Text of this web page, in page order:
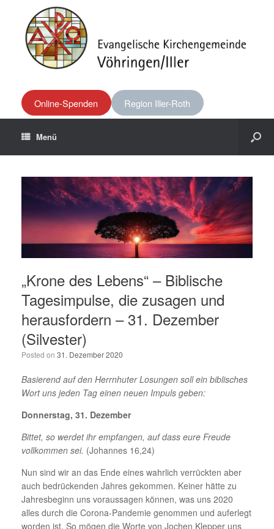
Online-Spenden Region Iller-Roth
Menü
„Krone des Lebens“ – Biblische
Tagesimpulse, die zusagen und
herausfordern – 31. Dezember
(Silvester)
Posted on 31. Dezember 2020
Basierend auf den Herrnhuter Losungen soll ein biblisches
Wort uns jeden Tag einen neuen Impuls geben:
Donnerstag, 31. Dezember
Bittet, so werdet ihr empfangen, auf dass eure Freude
vollkommen sei. (Johannes 16,24)
Nun sind wir an das Ende eines wahrlich verrückten aber
auch bedrückenden Jahres gekommen. Keiner hätte zu
Jahresbeginn uns voraussagen können, was uns 2020
alles durch die Corona-Pandemie genommen und auferlegt
worden ist. So mögen die Worte von Jochen Klepper uns